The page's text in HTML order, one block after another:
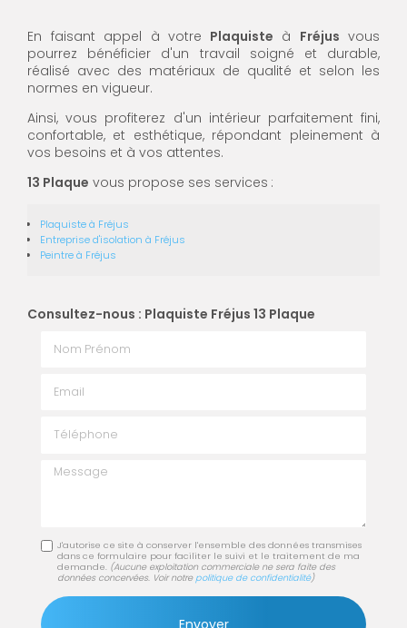
En faisant appel à votre Plaquiste à Fréjus vous
pourrez bénéficier d'un travail soigné et durable,
réalisé avec des matériaux de qualité et selon les
normes en vigueur.
Ainsi, vous profiterez d'un intérieur parfaitement fini,
confortable, et esthétique, répondant pleinement à
vos besoins et à vos attentes.
13 Plaque vous propose ses services :
Plaquisteà Fréjus
Entreprise d'isolation à Fréjus
Peintreà Fréjus
Consultez-nous : Plaquiste Fréjus 13 Plaque
Message
J'autorise ce site à conserver l'ensemble des données transmises
dans ce formulaire pour faciliter le suivi et le traitement de ma
demande. (Aucune exploitation commerciale ne sera faite des
données concervées. Voir notre politique de confidentialité)